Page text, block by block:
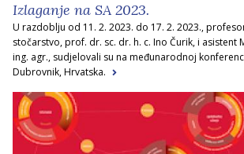
Izlaganje na SA 2023.
U razdoblju od 11. 2. 2023. do 17. 2. 2023.,
stočarstvo, prof. dr. sc. dr. h. c. Ino Čurik, i asistent
ing. agr., sudjelovali su na međunarodnoj
Dubrovnik, Hrvatska.